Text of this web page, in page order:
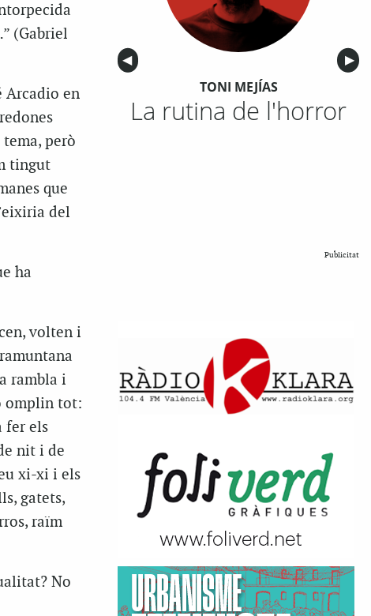
(Gabriel
Arcadio en
però
tingut
que
del
ha
volten i
rambla i
omplin tot:
fer els
nit i de
xi-xi i els
gatets,
raïm
No
Anterior
◀︎ ▶︎
TONI MEJÍAS
La rutina de l'horror
Publicitat